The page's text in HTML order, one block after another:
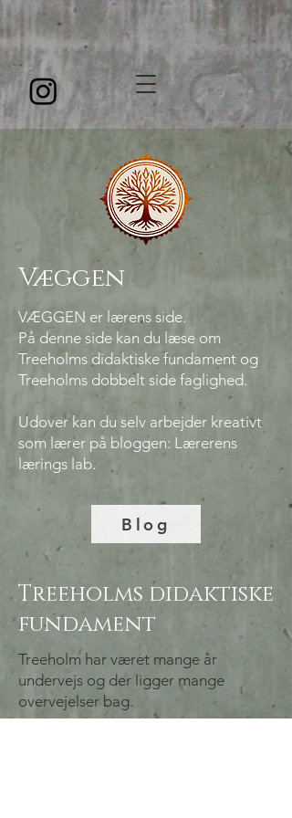
Væggen
VÆGGEN er lærens side.
På denne side kan du læse om
Treeholms didaktiske fundament og
Treeholms dobbelt side faglighed.
Udover kan du selv arbejder kreativt
som lærer på bloggen: Lærerens
lærings lab.
Blog
Treeholms didaktiske
fundament
Treeholm har været mange år
undervejs og der ligger mange
overvejelser bag.